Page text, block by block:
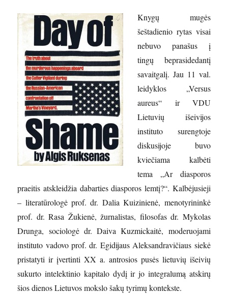
Knygų mugės
šeštadienio rytas visai
nebuvo panašus į
tingų beprasidedantį
savaitgalį. Jau 11 val.
leidyklos „Versus
aureus“ ir VDU
Lietuvių išeivijos
instituto surengtoje
diskusijoje buvo
kviečiama kalbėti
tema „Ar diasporos
praeitis atskleidžia dabarties diasporos lemtį?“. Kalbėjusieji
– literatūrologė prof. dr. Dalia Kuizinienė, menotyrininkė
prof. dr. Rasa Žukienė, žurnalistas, filosofas dr. Mykolas
Drunga, sociologė dr. Daiva Kuzmickaitė, moderuojami
instituto vadovo prof. dr. Egidijaus Aleksandravičiaus siekė
pristatyti ir įvertinti XX a. antrosios pusės lietuvių išeivių
sukurto intelektinio kapitalo dydį ir jo integralumą atskirų
šios dienos Lietuvos mokslo šakų tyrimų kontekste.